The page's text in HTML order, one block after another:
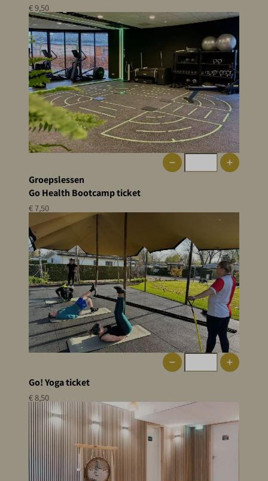
€ 9,50
Groepslessen
Go Health Bootcamp ticket
€ 7,50
Go! Yoga ticket
€ 8,50